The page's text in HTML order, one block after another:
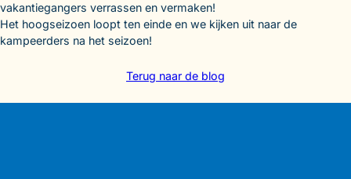
vakantiegangers verrassen en vermaken!
Het hoogseizoen loopt ten einde en we kijken uit naar de
kampeerders na het seizoen!
Terug naar de blog